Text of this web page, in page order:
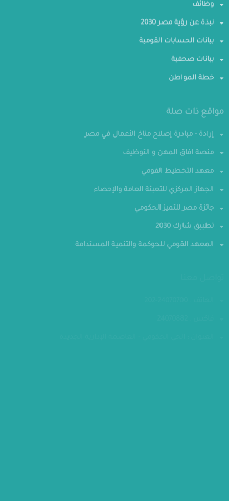
وظائف
نبذة عن رؤية مصر 2030
بيانات الحسابات القومية
بيانات صحفية
خطة المواطن
مواقع ذات صلة
إرادة - مبادرة إصلاح مناخ الأعمال في مصر
معهد التخطيط القومي
الجهاز المركزي للتعبئة العامة والإحصاء
جائزة مصر للتميز الحكومي
المعهد القومي للحوكمة والتنمية المستدامة